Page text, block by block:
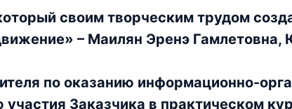
своим творческим трудом
– Маилян Эренэ Гамлетовна,
по оказанию информационно-
Заказчика в практическом